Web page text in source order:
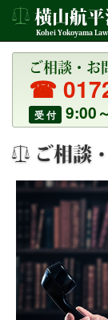
横山航
Kohei Yokoyama
ご相談・お
☎
受 付 9:00
ご相談